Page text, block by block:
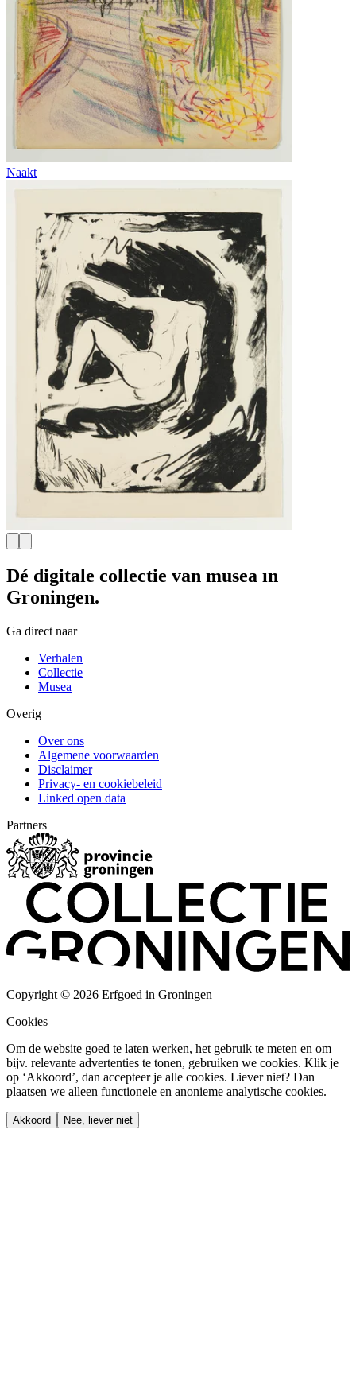
Naakt
Dé digitale collectie van musea in
Groningen.
Ga direct naar
Verhalen
Collectie
Musea
Overig
Over ons
Algemene voorwaarden
Disclaimer
Privacy- en cookiebeleid
Linked open data
Partners
Copyright © 2026 Erfgoed in Groningen
Cookies
Om de website goed te laten werken, het gebruik te meten en om
bijv. relevante advertenties te tonen, gebruiken we cookies. Klik je
op ‘Akkoord’, dan accepteer je alle cookies. Liever niet? Dan
plaatsen we alleen functionele en anonieme analytische cookies.
Akkoord Nee, liever niet